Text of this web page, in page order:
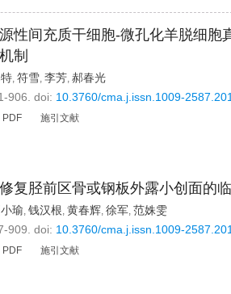
性间充质干细胞-微孔化羊脱细胞
制
, 符雪, 李芳, 郝春光
906. doi: 10.3760/cma.j.issn.1009-
PDF 施引文献
复胫前区骨或钢板外露小创面的
瑜, 钱汉根, 黄春辉, 徐军, 范姝雯
909. doi: 10.3760/cma.j.issn.1009-
PDF 施引文献